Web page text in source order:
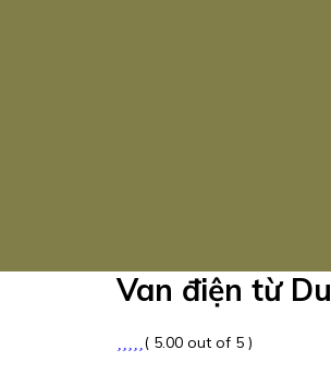
Van điện từ
( 5.00 out of 5 )